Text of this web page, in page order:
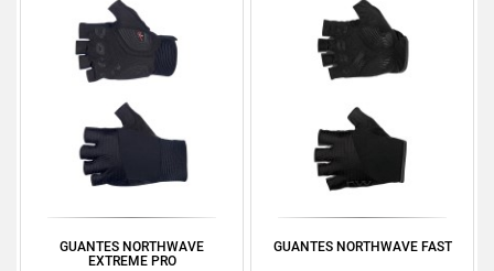
GUANTES NORTHWAVE
EXTREME PRO
GUANTES NORTHWAVE FAST